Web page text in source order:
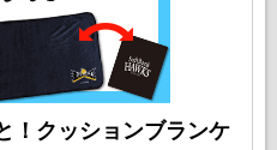
！クッションブランケ